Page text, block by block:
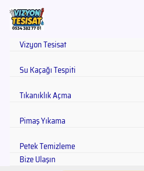
Vizyon Tesisat
Su Kaçağı Tespiti
Tıkanıklık Açma
Pimaş Yıkama
Petek Temizleme
Bize Ulaşın